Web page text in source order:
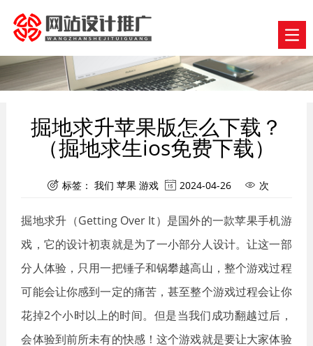
掘地求升苹果版怎么下载？
（掘地求生ios免费下载）
 标签： 我们 苹果 游戏  2024-04-26  次
掘地求升（Getting Over It）是国外的一款苹果手机游
戏，它的设计初衷就是为了一小部分人设计。让这一部
分人体验，只用一把锤子和锅攀越高山，整个游戏过程
可能会让你感到一定的痛苦，甚至整个游戏过程会让你
花掉2个小时以上的时间。但是当我们成功翻越过后，
会体验到前所未有的快感！这个游戏就是要让大家体验